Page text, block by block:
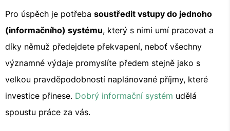
Pro úspěch je potřeba soustředit vstupy do jednoho
(informačního) systému, který s nimi umí pracovat a
díky němuž předejdete překvapení, neboť všechny
významné výdaje promyslíte předem stejně jako s
velkou pravděpodobností naplánované příjmy, které
investice přinese. Dobrý informační systém udělá
spoustu práce za vás.